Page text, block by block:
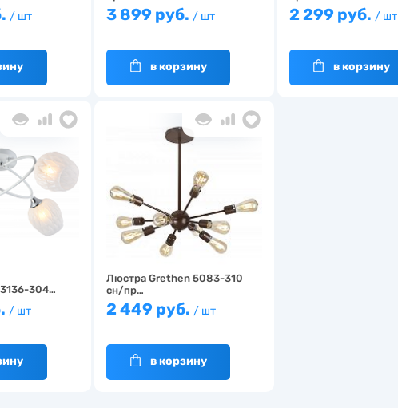
/ шт 3 899 руб. / шт
в корзину
2 299 руб. / шт
в корзину
304…
/ шт
Люстра Grethen 5083-310
сн/пр…
2 449 руб. / шт
в корзину